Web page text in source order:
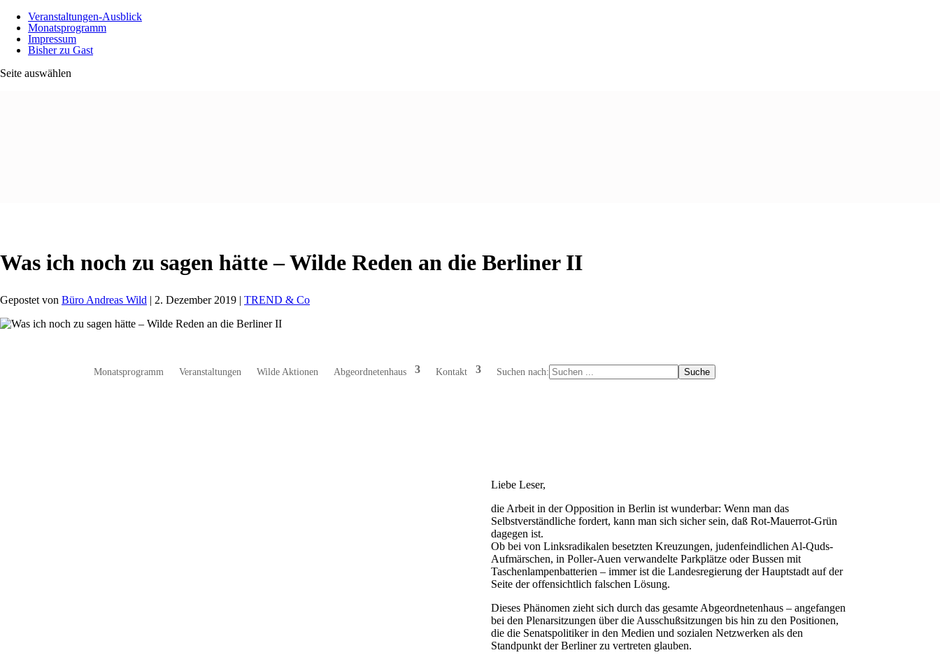
Veranstaltungen-Ausblick
Monatsprogramm
Impressum
Bisher zu Gast
Seite auswählen
Was ich noch zu sagen hätte – Wilde Reden an die Berliner II
Gepostet von Büro Andreas Wild | 2. Dezember 2019 | TREND & Co
Monatsprogramm Veranstaltungen Wilde Aktionen Abgeordnetenhaus Kontakt Suchen nach:
Liebe Leser,
die Arbeit in der Opposition in Berlin ist wunderbar: Wenn man das
Selbstverständliche fordert, kann man sich sicher sein, daß Rot-Mauerrot-Grün
dagegen ist.
Ob bei von Linksradikalen besetzten Kreuzungen, judenfeindlichen Al-Quds-
Aufmärschen, in Poller-Auen verwandelte Parkplätze oder Bussen mit
Taschenlampenbatterien – immer ist die Landesregierung der Hauptstadt auf der
Seite der offensichtlich falschen Lösung.
Dieses Phänomen zieht sich durch das gesamte Abgeordnetenhaus – angefangen
bei den Plenarsitzungen über die Ausschußsitzungen bis hin zu den Positionen,
die die Senatspolitiker in den Medien und sozialen Netzwerken als den
Standpunkt der Berliner zu vertreten glauben.